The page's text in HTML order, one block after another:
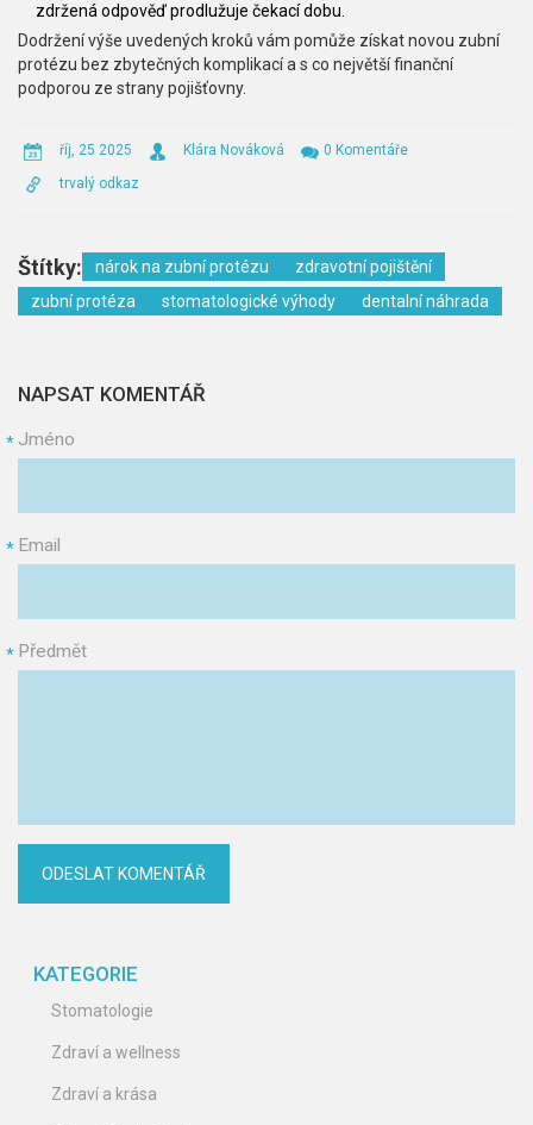
zdržená odpověď prodlužuje čekací dobu.
Dodržení výše uvedených kroků vám pomůže získat novou zubní
protézu bez zbytečných komplikací a s co největší finanční
podporou ze strany pojišťovny.
říj, 25 2025 Klára Nováková
0 Komentáře
trvalý odkaz
Štítky: nárok na zubní protézu
zdravotní pojištění
zubní protéza
stomatologické výhody dentalní náhrada
NAPSAT KOMENTÁŘ
Jméno
*
Email
*
Předmět
*
KATEGORIE
Stomatologie
Zdraví a wellness
Zdraví a krása